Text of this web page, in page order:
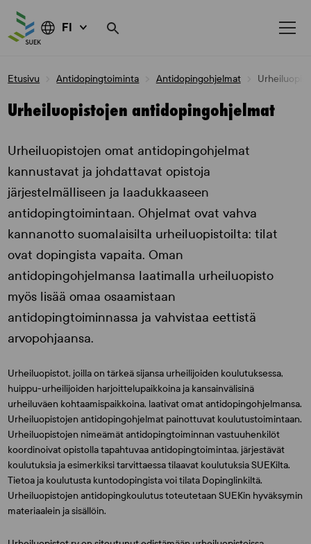
FI
Etusivu Antidopingtoiminta Antidopingohjelmat
Urheiluopistojen antidopingohjelmat
Urheiluopistojen omat antidopingohjelmat
kannustavat ja johdattavat opistoja
järjestelmälliseen ja laadukkaaseen
antidopingtoimintaan. Ohjelmat ovat vahva
kannanotto suomalaisilta urheiluopistoilta: tilat
ovat dopingista vapaita. Oman
antidopingohjelmansa laatimalla urheiluopisto
myös lisää omaa osaamistaan
antidopingtoiminnassa ja vahvistaa eettistä
arvopohjaansa.
Urheiluopistot, joilla on tärkeä sijansa urheilijoiden koulutuksessa,
huippu-urheilijoiden harjoittelupaikkoina ja kansainvälisinä
urheiluväen kohtaamispaikkoina, laativat omat antidopingohjelmansa.
Urheiluopistojen antidopingohjelmat painottuvat koulutustoimintaan.
Urheiluopistojen nimeämät antidopingtoiminnan vastuuhenkilöt
koordinoivat opistolla tapahtuvaa antidopingtoimintaa, järjestävät
koulutuksia ja esimerkiksi tarvittaessa tilaavat koulutuksia SUEKilta.
Tietoa ja koulutusta kuntodopingista voi tilata Dopinglinkiltä.
Urheiluopistojen antidopingkoulutus toteutetaan SUEKin hyväksymin
materiaalein ja sisällöin.